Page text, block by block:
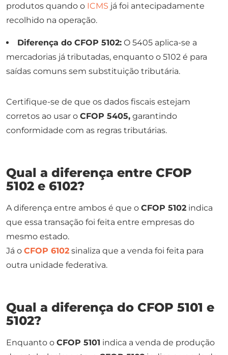
produtos quando o ICMS já foi antecipadamente
recolhido na operação.
Diferença do CFOP 5102: O 5405 aplica-se a
mercadorias já tributadas, enquanto o 5102 é para
saídas comuns sem substituição tributária.
Certifique-se de que os dados fiscais estejam
corretos ao usar o CFOP 5405, garantindo
conformidade com as regras tributárias.
Qual a diferença entre CFOP
5102 e 6102?
A diferença entre ambos é que o CFOP 5102 indica
que essa transação foi feita entre empresas do
mesmo estado.
Já o CFOP 6102 sinaliza que a venda foi feita para
outra unidade federativa.
Qual a diferença do CFOP 5101 e
5102​?
Enquanto o CFOP 5101 indica a venda de produção